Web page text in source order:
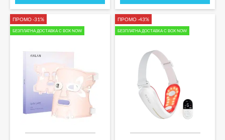
ПРОМО -31%
БЕЗПЛАТНА ДОСТАВКА С BOX NOW
ПРОМО -43%
БЕЗПЛАТНА ДОСТАВКА С BOX NOW